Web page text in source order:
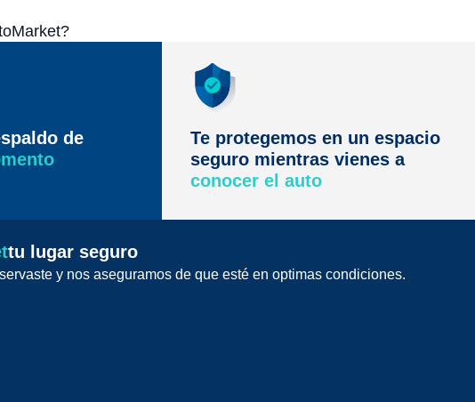
de
Te protegemos en un espacio
seguro mientras vienes a
conocer el auto
tu lugar seguro
y nos aseguramos de que esté en optimas condiciones.